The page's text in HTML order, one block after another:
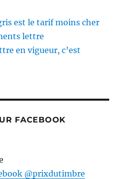
est le tarif moins cher
lettre
en vigueur, c’est
FACEBOOK
@prixdutimbre